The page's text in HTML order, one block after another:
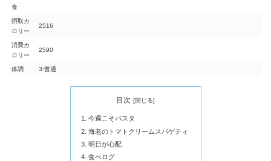
食
摂取カ
ロリー
2516
消費カ
ロリー
2590
体調 3:普通
目次
今週こそパスタ
海老のトマトクリームスパゲティ
明日が心配
食べログ